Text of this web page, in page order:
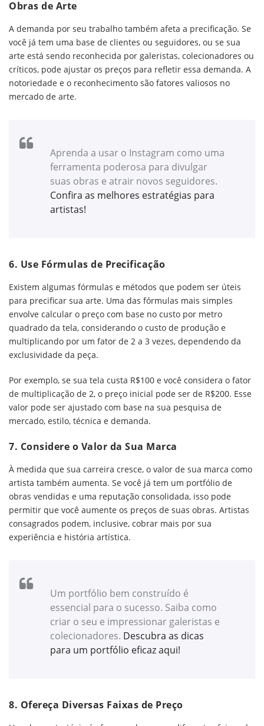
Obras de Arte
A demanda por seu trabalho também afeta a precificação. Se
você já tem uma base de clientes ou seguidores, ou se sua
arte está sendo reconhecida por galeristas, colecionadores ou
críticos, pode ajustar os preços para refletir essa demanda. A
notoriedade e o reconhecimento são fatores valiosos no
mercado de arte.
Aprenda a usar o Instagram como uma
ferramenta poderosa para divulgar
suas obras e atrair novos seguidores.
Confira as melhores estratégias para
artistas!
6. Use Fórmulas de Precificação
Existem algumas fórmulas e métodos que podem ser úteis
para precificar sua arte. Uma das fórmulas mais simples
envolve calcular o preço com base no custo por metro
quadrado da tela, considerando o custo de produção e
multiplicando por um fator de 2 a 3 vezes, dependendo da
exclusividade da peça.
Por exemplo, se sua tela custa R$100 e você considera o fator
de multiplicação de 2, o preço inicial pode ser de R$200. Esse
valor pode ser ajustado com base na sua pesquisa de
mercado, estilo, técnica e demanda.
7. Considere o Valor da Sua Marca
À medida que sua carreira cresce, o valor de sua marca como
artista também aumenta. Se você já tem um portfólio de
obras vendidas e uma reputação consolidada, isso pode
permitir que você aumente os preços de suas obras. Artistas
consagrados podem, inclusive, cobrar mais por sua
experiência e história artística.
Um portfólio bem construído é
essencial para o sucesso. Saiba como
criar o seu e impressionar galeristas e
colecionadores. Descubra as dicas
para um portfólio eficaz aqui!
8. Ofereça Diversas Faixas de Preço